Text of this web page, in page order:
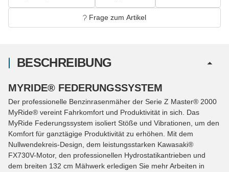
Frage zum Artikel
BESCHREIBUNG
MYRIDE® FEDERUNGSSYSTEM
Der professionelle Benzinrasenmäher der Serie Z Master® 2000
MyRide® vereint Fahrkomfort und Produktivität in sich. Das
MyRide Federungssystem isoliert Stöße und Vibrationen, um den
Komfort für ganztägige Produktivität zu erhöhen. Mit dem
Nullwendekreis-Design, dem leistungsstarken Kawasaki®
FX730V-Motor, den professionellen Hydrostatikantrieben und
dem breiten 132 cm Mähwerk erledigen Sie mehr Arbeiten in